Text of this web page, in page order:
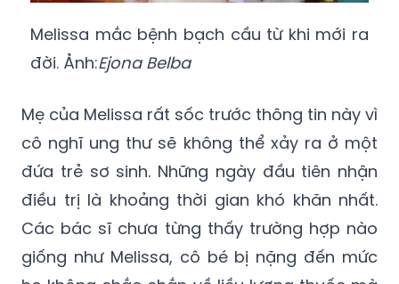
Mẹ của Melissa rất sốc trước thông tin này vì
đứa trẻ sơ sinh. Những ngày đầu tiên nhận
điều trị là khoảng thời gian khó khăn nhất.
Các bác sĩ chưa từng thấy trường hợp nào
giống như Melissa, cô bé bị nặng đến mức
họ không chắc chắn về liều lượng thuốc mà
cơ thể bé có thể chịu đựng.